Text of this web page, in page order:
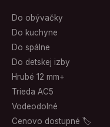
Do obývačky
Do kuchyne
Do spálne
Do detskej izby
Hrubé 12 mm+
Trieda AC5
Vodeodolné
Cenovo dostupné 🏷